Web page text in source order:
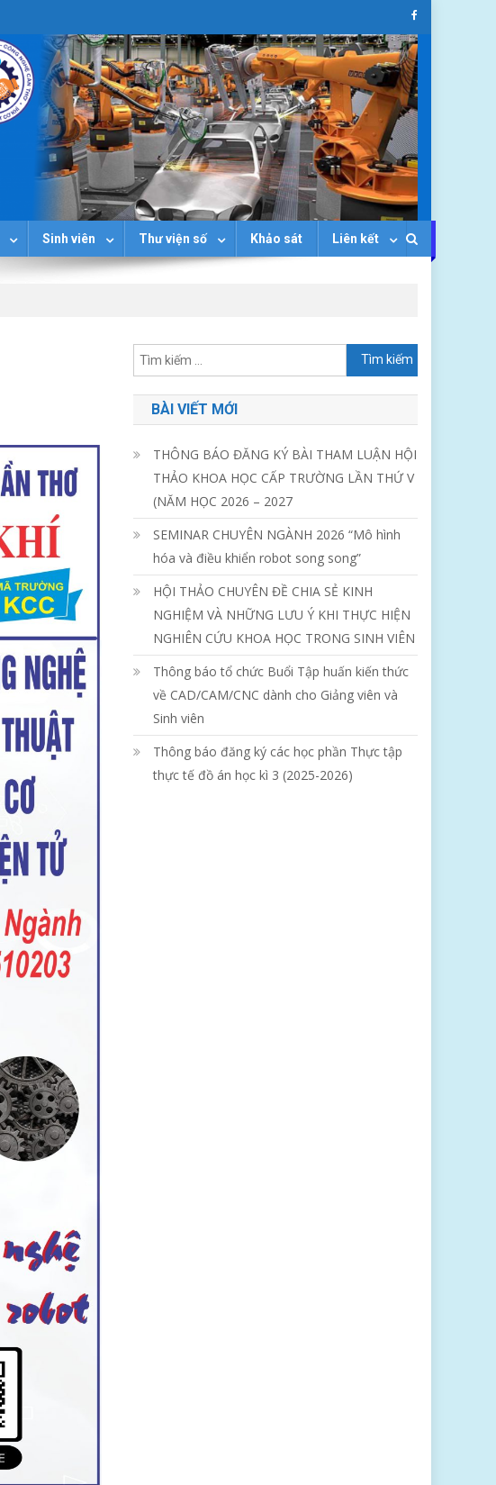
Sinh viên Thư viện số Khảo sát Liên kết
Tìm
kiếm
cho:
BÀI VIẾT MỚI
THÔNG BÁO ĐĂNG KÝ BÀI THAM LUẬN HỘI
THẢO KHOA HỌC CẤP TRƯỜNG LẦN THỨ V
(NĂM HỌC 2026 – 2027
SEMINAR CHUYÊN NGÀNH 2026 “Mô hình
hóa và điều khiển robot song song”
HỘI THẢO CHUYÊN ĐỀ CHIA SẺ KINH
NGHIỆM VÀ NHỮNG LƯU Ý KHI THỰC HIỆN
NGHIÊN CỨU KHOA HỌC TRONG SINH VIÊN
Thông báo tổ chức Buổi Tập huấn kiến thức
về CAD/CAM/CNC dành cho Giảng viên và
Sinh viên
Thông báo đăng ký các học phần Thực tập
thực tế đồ án học kì 3 (2025-2026)